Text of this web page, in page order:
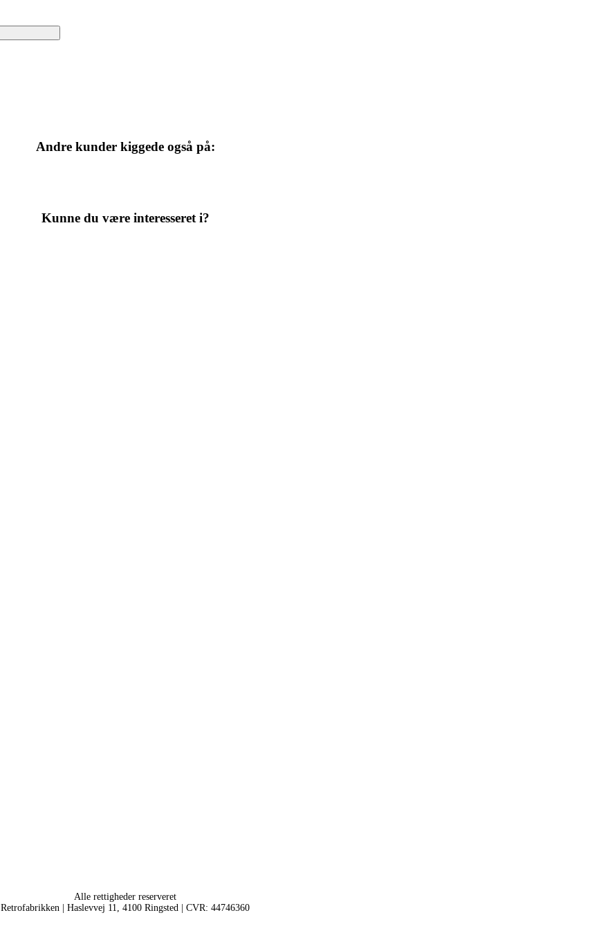
Andre kunder kiggede også på:
Kunne du være interesseret i?
Alle rettigheder reserveret
Retrofabrikken | Haslevvej 11, 4100 Ringsted | CVR: 44746360